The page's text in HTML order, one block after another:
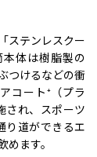
ステンレスクー
体は樹脂製の
つけるなどの衝
コート⁺（プラ
され、スポーツ
り道ができるエ
ます。